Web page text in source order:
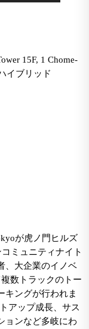
15F, 1 Chome-
イブリッド
が虎ノ門ヒルズ
ミュニティナイト
、大企業のイノベ
数トラックのトー
キングが行われま
アップ成長、サス
ョンなど多岐にわ